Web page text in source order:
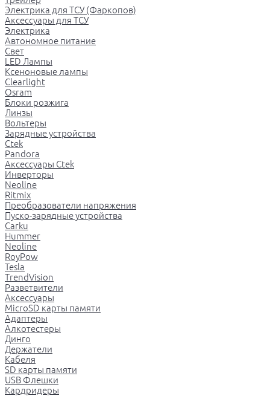
Электрика для ТСУ (Фаркопов)
Аксессуары для ТСУ
Электрика
Автономное питание
Свет
LED Лампы
Ксеноновые лампы
Clearlight
Osram
Блоки розжига
Линзы
Вольтеры
Зарядные устройства
Ctek
Pandora
Аксессуары Ctek
Инверторы
Neoline
Ritmix
Преобразователи напряжения
Пуско-зарядные устройства
Carku
Hummer
Neoline
RoyPow
Tesla
TrendVision
Разветвители
Аксессуары
MicroSD карты памяти
Адаптеры
Алкотестеры
Динго
Держатели
Кабеля
SD карты памяти
USB Флешки
Кардридеры